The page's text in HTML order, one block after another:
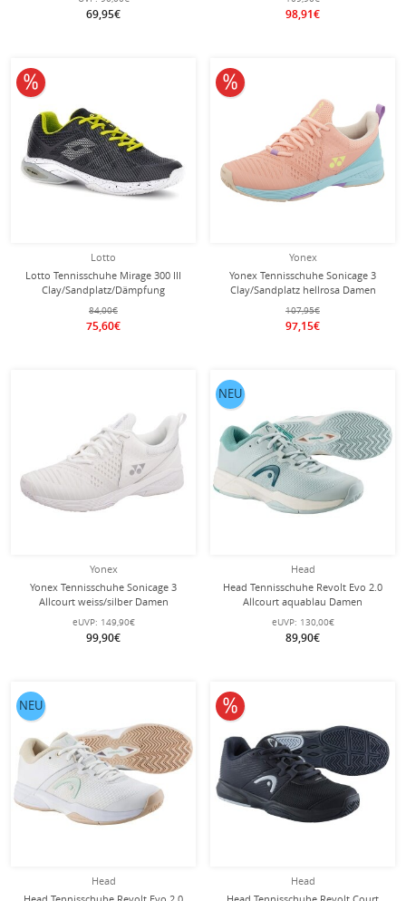
69,95€ 98,91€
Lotto
Lotto Tennisschuhe Mirage 300 III
Clay/Sandplatz/Dämpfung
schwarz/acid grün Herren
84,00€
75,60€
10% reduziert
Yonex
Yonex Tennisschuhe Sonicage 3
Clay/Sandplatz hellrosa Damen
107,95€
97,15€
10% reduziert
Yonex
Yonex Tennisschuhe Sonicage 3
Allcourt weiss/silber Damen
eUVP: 149,90€
99,90€
Head
Head Tennisschuhe Revolt Evo 2.0
Allcourt aquablau Damen
eUVP: 130,00€
89,90€
NEU
Head
NEU
Head
10% reduziert